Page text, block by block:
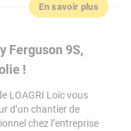
En savoir plus
Ferguson 9S,
!
LOAGRI Loïc vous
d’un chantier de
chez l’entreprise